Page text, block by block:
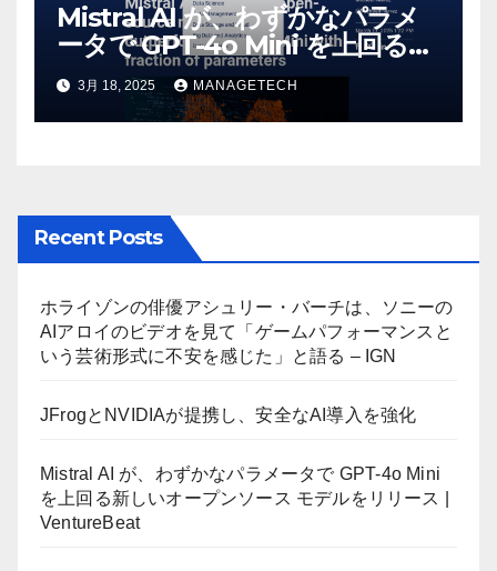
Mistral AI が、わずかなパラメ
ータで GPT-4o Mini を上回る新
しいオープンソース モデルをリ
リース | VentureBeat
3月 18, 2025 MANAGETECH
Recent Posts
ホライゾンの俳優アシュリー・バーチは、ソニーの
AIアロイのビデオを見て「ゲームパフォーマンスと
いう芸術形式に不安を感じた」と語る – IGN
JFrogとNVIDIAが提携し、安全なAI導入を強化
Mistral AI が、わずかなパラメータで GPT-4o Mini
を上回る新しいオープンソース モデルをリリース |
VentureBeat